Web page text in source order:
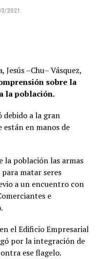
2021
–Chu– Vásquez,
sobre la
la población.
debido a la gran
están en manos de
la población las armas
matar seres
a un encuentro con
e
el Edificio Empresarial
por la integración de
ese flagelo.